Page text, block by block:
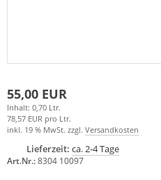
55,00 EUR
Inhalt: 0,70 Ltr.
78,57 EUR pro Ltr.
inkl. 19 % MwSt. zzgl. Versandkosten
Lieferzeit: ca. 2-4 Tage
Art.Nr.:8304 10097